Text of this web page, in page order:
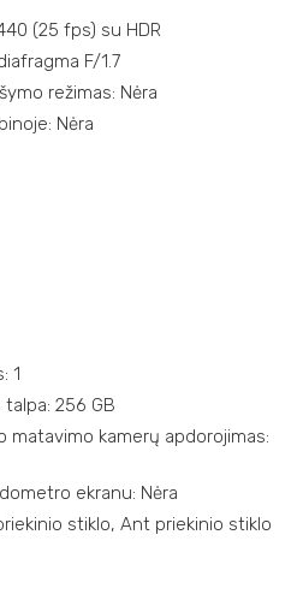
(25 fps) su HDR
F/1.7
režimas: Nėra
Nėra
1
256 GB
matavimo kamerų apdorojimas:
ekranu: Nėra
stiklo, Ant priekinio stiklo